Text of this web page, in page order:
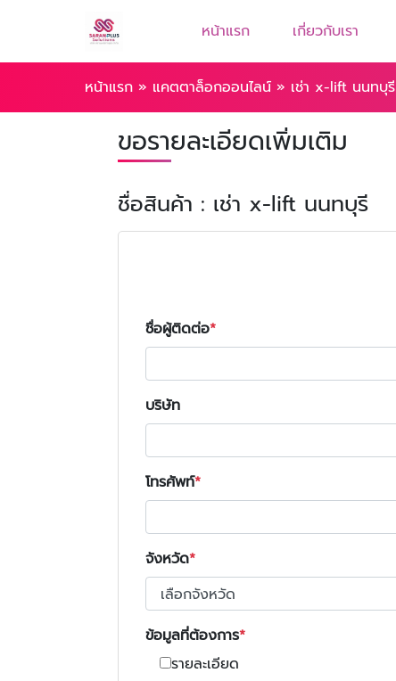
หน้าแรก เกี่ยวกับเรา
หน้าแรก » แคตตาล็อกออนไลน์ » เช่า x-lift นนทบุรี
ขอรายละเอียดเพิ่มเติม
ชื่อสินค้า : เช่า x-lift นนทบุรี
ชื่อผู้ติดต่อ
บริษัท
โทรศัพท์
จังหวัด
ข้อมูลที่ต้องการ
รายละเอียด